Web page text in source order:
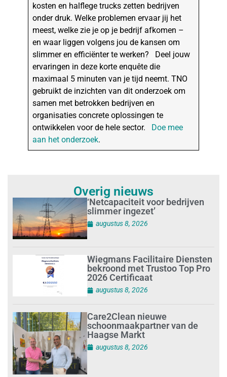
kosten en halflege trucks zetten bedrijven
onder druk. Welke problemen ervaar jij het
meest, welke zie je op je bedrijf afkomen –
en waar liggen volgens jou de kansen om
slimmer en efficiënter te werken? Deel jouw
ervaringen in deze korte enquête die
maximaal 5 minuten van je tijd neemt. TNO
gebruikt de inzichten van dit onderzoek om
samen met betrokken bedrijven en
organisaties concrete oplossingen te
ontwikkelen voor de hele sector. Doe mee
aan het onderzoek.
Overig nieuws
‘Netcapaciteit voor bedrijven
slimmer ingezet’
augustus 8, 2026
Wiegmans Facilitaire Diensten
bekroond met Trustoo Top Pro
2026 Certificaat
augustus 8, 2026
Care2Clean nieuwe
schoonmaakpartner van de
Haagse Markt
augustus 8, 2026